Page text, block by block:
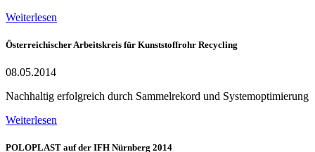
Weiterlesen
Österreichischer Arbeitskreis für Kunststoffrohr Recycling
08.05.2014
Nachhaltig erfolgreich durch Sammelrekord und Systemoptimierung
Weiterlesen
POLOPLAST auf der IFH Nürnberg 2014